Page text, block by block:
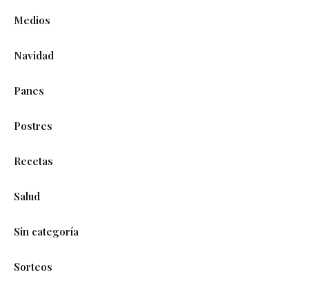
Medios
Navidad
Panes
Postres
Recetas
Salud
Sin categoría
Sorteos